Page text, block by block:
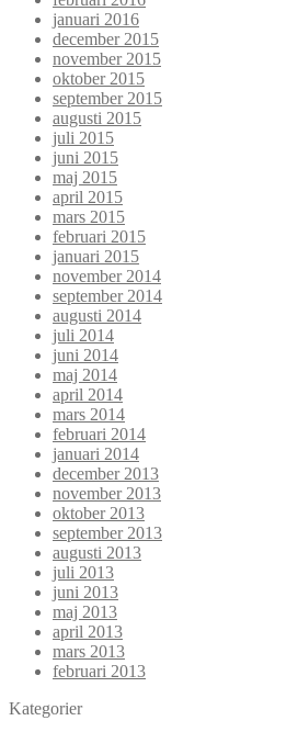
januari 2016
december 2015
november 2015
oktober 2015
september 2015
augusti 2015
juli 2015
juni 2015
maj 2015
april 2015
mars 2015
februari 2015
januari 2015
november 2014
september 2014
augusti 2014
juli 2014
juni 2014
maj 2014
april 2014
mars 2014
februari 2014
januari 2014
december 2013
november 2013
oktober 2013
september 2013
augusti 2013
juli 2013
juni 2013
maj 2013
april 2013
mars 2013
februari 2013
Kategorier